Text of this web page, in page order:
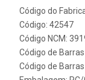
Código do
Código: 42547
Código NCM:
Código de
Código de